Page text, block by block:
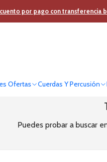
Ofertas Cuerdas Y Percusión
por pago con transferencia
Inicio Estudio y Audio Pro
Puedes probar a buscar